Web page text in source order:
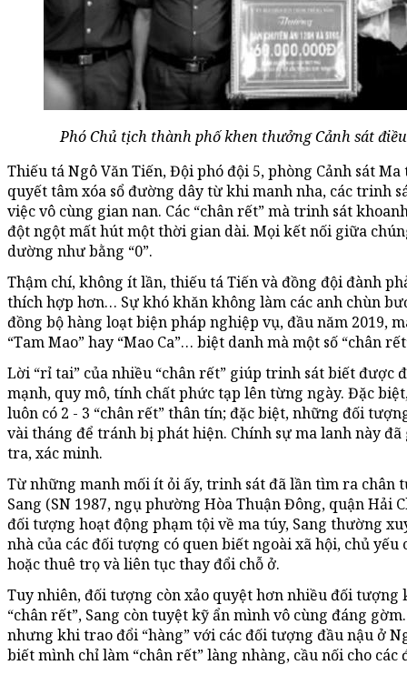
Phó Chủ tịch thành phố khen thưởng Cảnh sát
Thiếu tá Ngô Văn Tiến, Đội phó đội 5, phòng Cảnh sát
quyết tâm xóa sổ đường dây từ khi manh nha, các trinh
việc vô cùng gian nan. Các “chân rết” mà trinh sát
đột ngột mất hút một thời gian dài. Mọi kết nối giữa
dường như bằng “0”.
Thậm chí, không ít lần, thiếu tá Tiến và đồng đội đành
thích hợp hơn… Sự khó khăn không làm các anh chùn
đồng bộ hàng loạt biện pháp nghiệp vụ, đầu năm 2019,
“Tam Mao” hay “Mao Ca”… biệt danh mà một số “chân
Lời “rỉ tai” của nhiều “chân rết” giúp trinh sát biết được
mạnh, quy mô, tính chất phức tạp lên từng ngày. Đặc
luôn có 2 - 3 “chân rết” thân tín; đặc biệt, những đối
vài tháng để tránh bị phát hiện. Chính sự ma lanh này
tra, xác minh.
Từ những manh mối ít ỏi ấy, trinh sát đã lần tìm ra chân
Sang (SN 1987, ngụ phường Hòa Thuận Đông, quận Hải
đối tượng hoạt động phạm tội về ma túy, Sang thường
nhà của các đối tượng có quen biết ngoài xã hội, chủ yếu
hoặc thuê trọ và liên tục thay đổi chỗ ở.
Tuy nhiên, đối tượng còn xảo quyệt hơn nhiều đối
“chân rết”, Sang còn tuyệt kỹ ẩn mình vô cùng đáng
nhưng khi trao đổi “hàng” với các đối tượng đầu nậu ở
biết mình chỉ làm “chân rết” làng nhàng, cầu nối cho các